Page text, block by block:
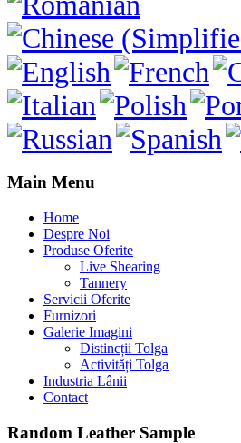
Main Menu
Home
Despre Noi
Produse Oferite
Live Shearing
Tannery
Servicii Oferite
Furnizori
Galerie Imagini
Distincții Tolga
Activități Tolga
Industria Lânii
Contact
Random Leather Sample